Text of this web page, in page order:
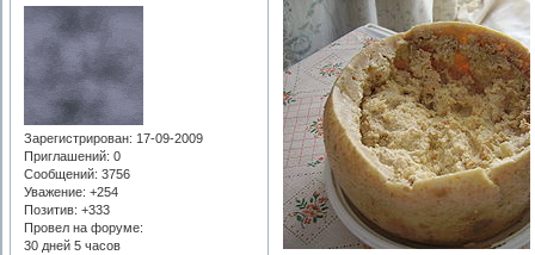
Зарегистрирован: 17-09-2009
Приглашений: 0
Сообщений: 3756
Уважение: +254
Позитив: +333
Провел на форуме:
30 дней 5 часов